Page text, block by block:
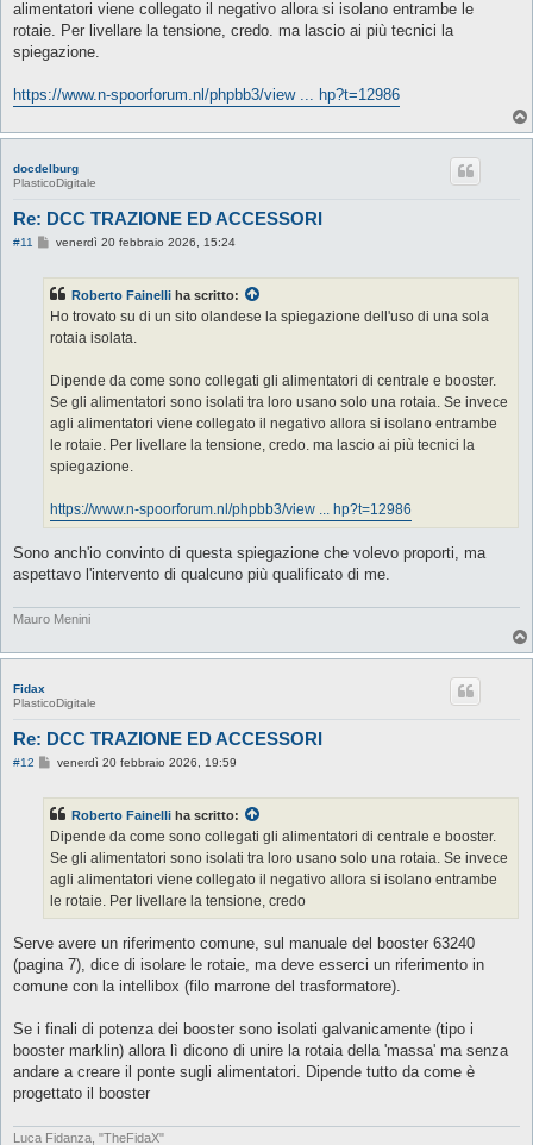
alimentatori viene collegato il negativo allora si isolano entrambe le
rotaie. Per livellare la tensione, credo. ma lascio ai più tecnici la
spiegazione.
https://www.n-spoorforum.nl/phpbb3/view ... hp?t=12986
docdelburg
PlasticoDigitale
Re: DCC TRAZIONE ED ACCESSORI
#11
M
a
g
i
venerdì 20 febbraio 2026, 15:24
Roberto Fainelli ha scritto:
Ho trovato su di un sito olandese la spiegazione dell'uso di una sola
rotaia isolata.
Dipende da come sono collegati gli alimentatori di centrale e booster.
Se gli alimentatori sono isolati tra loro usano solo una rotaia. Se invece
agli alimentatori viene collegato il negativo allora si isolano entrambe
le rotaie. Per livellare la tensione, credo. ma lascio ai più tecnici la
spiegazione.
https://www.n-spoorforum.nl/phpbb3/view ... hp?t=12986
Sono anch'io convinto di questa spiegazione che volevo proporti, ma
aspettavo l'intervento di qualcuno più qualificato di me.
Mauro Menini
Fidax
PlasticoDigitale
Re: DCC TRAZIONE ED ACCESSORI
#12
M
a
g
i
o
venerdì 20 febbraio 2026, 19:59
Roberto Fainelli ha scritto:
Dipende da come sono collegati gli alimentatori di centrale e booster.
Se gli alimentatori sono isolati tra loro usano solo una rotaia. Se invece
agli alimentatori viene collegato il negativo allora si isolano entrambe
le rotaie. Per livellare la tensione, credo
Serve avere un riferimento comune, sul manuale del booster 63240
(pagina 7), dice di isolare le rotaie, ma deve esserci un riferimento in
comune con la intellibox (filo marrone del trasformatore).
Se i finali di potenza dei booster sono isolati galvanicamente (tipo i
booster marklin) allora lì dicono di unire la rotaia della 'massa' ma senza
andare a creare il ponte sugli alimentatori. Dipende tutto da come è
progettato il booster
Luca Fidanza, "TheFidaX"